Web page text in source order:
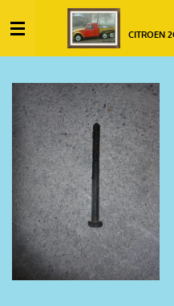
Hauptinhalt
springen
CITROEN